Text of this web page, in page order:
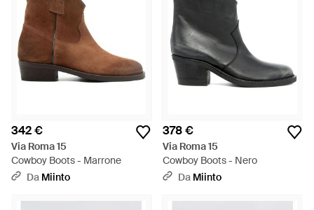
342 €
Via Roma 15
Cowboy Boots - Marrone
Da Miinto
378 €
Via Roma 15
Cowboy Boots - Nero
Da Miinto